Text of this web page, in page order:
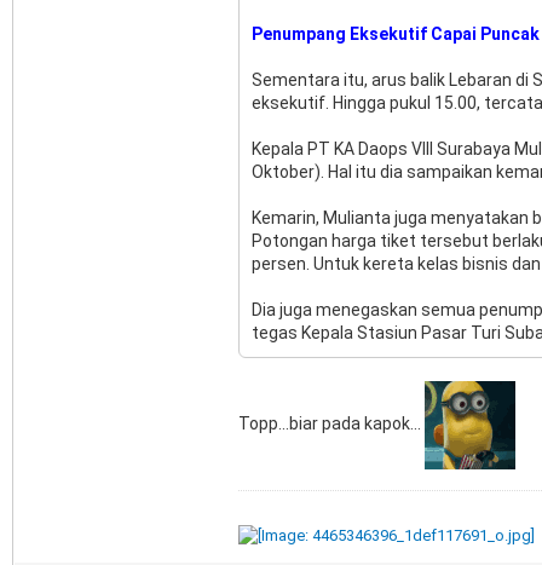
Penumpang Eksekutif Capai Puncak
Sementara itu, arus balik Lebaran di
eksekutif. Hingga pukul 15.00,
Kepala PT KA Daops VIII Surabaya
Oktober). Hal itu dia sampaikan
Kemarin, Mulianta juga menyatakan
Potongan harga tiket tersebut
persen. Untuk kereta kelas bisnis
Dia juga menegaskan semua
tegas Kepala Stasiun Pasar Turi
Topp...biar pada kapok...